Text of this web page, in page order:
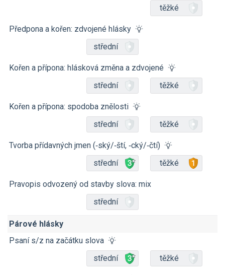
těžké
Předpona a kořen: zdvojené hlásky
střední
Kořen a přípona: hlásková změna a zdvojené
střední
těžké
Kořen a přípona: spodoba znělosti
střední
těžké
Tvorba přídavných jmen (‑ský/‑ští, ‑cký/‑čtí)
střední
těžké
Pravopis odvozený od stavby slova: mix
střední
Párové hlásky
Psaní s/z na začátku slova
střední
těžké